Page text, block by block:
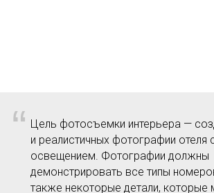
“ Цель фотосъемки интерьера —
и реалистичных фотографии
освещением. Фотографии должны
демонстрировать все типы
также некоторые детали, которые